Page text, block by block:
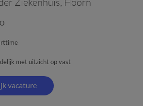
met uitzicht op vast
vacature